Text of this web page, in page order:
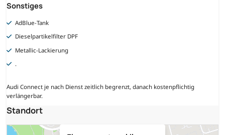
Sonstiges
AdBlue-Tank
Dieselpartikelfilter DPF
Metallic-Lackierung
.
Audi Connect je nach Dienst zeitlich begrenzt, danach kostenpflichtig
verlängerbar.
Standort